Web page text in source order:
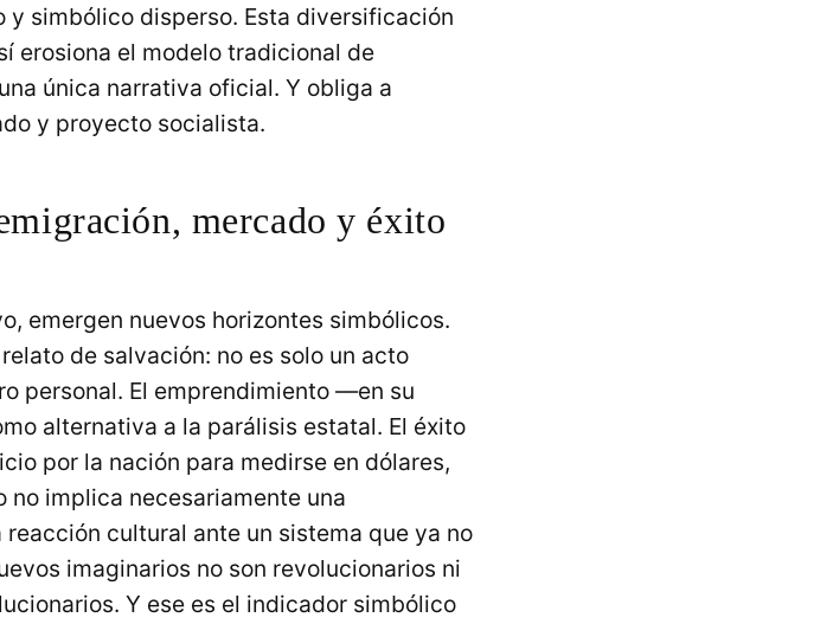
simbólico disperso. Esta diversificación
erosiona el modelo tradicional de
única narrativa oficial. Y obliga a
y proyecto socialista.
mercado y éxito
emergen nuevos horizontes simbólicos.
de salvación: no es solo un acto
personal. El emprendimiento —en su
alternativa a la parálisis estatal. El éxito
por la nación para medirse en dólares,
implica necesariamente una
reacción cultural ante un sistema que ya no
imaginarios no son revolucionarios ni
Y ese es el indicador simbólico